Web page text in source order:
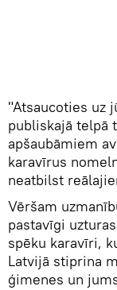
"Atsaucoties uz
publiskajā telpā
apšaubāmiem
karavīrus
neatbilst
Vēršam
pastavīgi
spēku karavīri,
Latvijā stiprina
ģimenes un